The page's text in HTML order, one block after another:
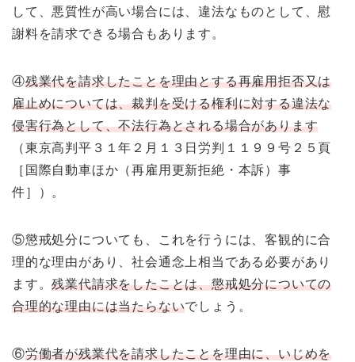
して、悪質性が高い場合には、違法なものとして、慰
謝料を請求できる場合もあります。
④残業代を請求したことを理由とする再雇用拒否又は
雇止めについては、裁判を受ける権利に対する違法な
侵害行為として、不法行為とされる場合があります
（東京高判平３１年２月１３日労判１１９９号２５頁
［国際自動車ほか（再雇用更新拒絶・本訴）事
件］）。
⑤懲戒処分についても、これを行うには、客観的に合
理的な理由があり、社会通念上相当である必要があり
ます。残業代請求をしたことは、懲戒処分についての
合理的な理由には当たらないでしょう。
⑥労働者が残業代を請求したことを理由に、いじめを